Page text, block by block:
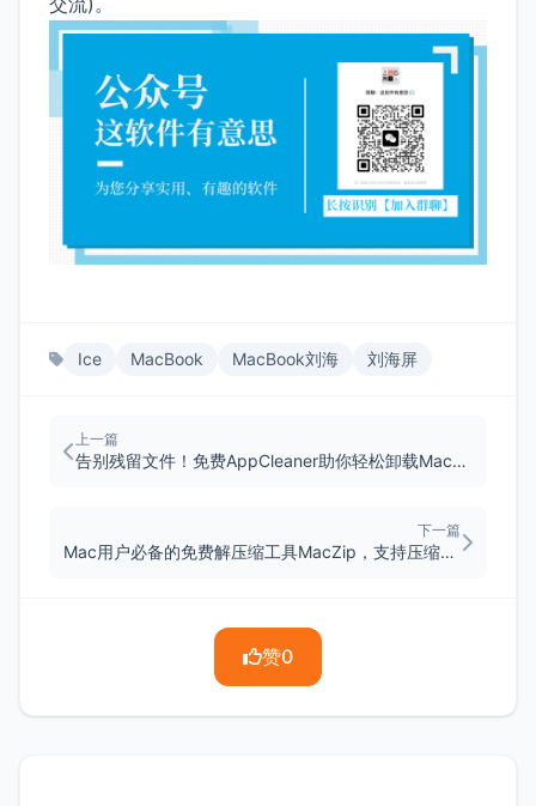
Ice MacBook MacBook刘海 刘海屏
上一篇
告别残留文件！免费AppCleaner助你轻松卸载Mac软件
下一篇
Mac用户必备的免费解压缩工具MacZip，支持压缩包预览
赞0